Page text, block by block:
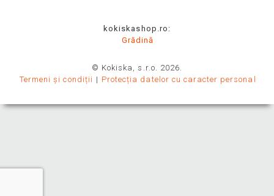
kokiskashop.ro:
Grădină
© Kokiska, s.r.o. 2026.
Termeni și condiții
Protecția datelor cu caracter personal